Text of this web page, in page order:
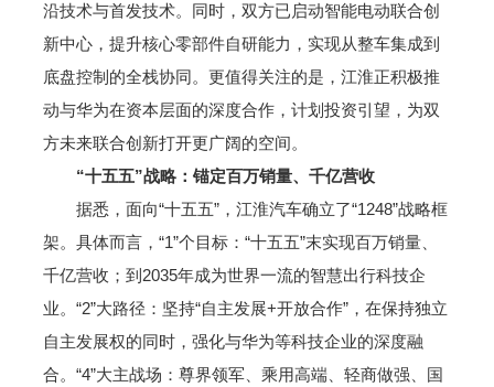
沿技术与首发技术。同时，双方已启动智能电动联合创
新中心，提升核心零部件自研能力，实现从整车集成到
底盘控制的全栈协同。更值得关注的是，江淮正积极推
动与华为在资本层面的深度合作，计划投资引望，为双
方未来联合创新打开更广阔的空间。
“十五五”战略：锚定百万销量、千亿营收
据悉，面向“十五五”，江淮汽车确立了“1248”战略框
架。具体而言，“1”个目标：“十五五”末实现百万销量、
千亿营收；到2035年成为世界一流的智慧出行科技企
业。“2”大路径：坚持“自主发展+开放合作”，在保持独立
自主发展权的同时，强化与华为等科技企业的深度融
合。“4”大主战场：尊界领军、乘用高端、轻商做强、国